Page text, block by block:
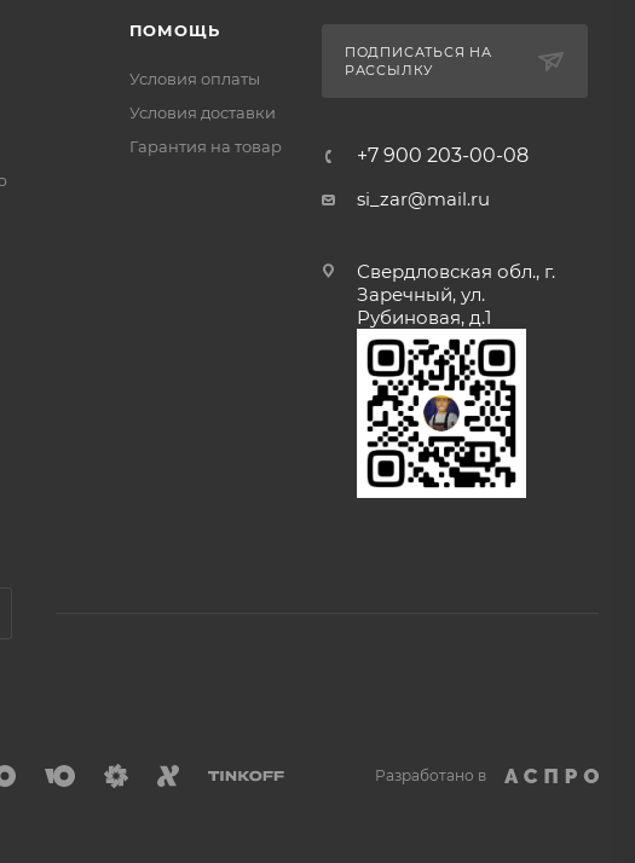
ПОМОЩЬ
Условия оплаты
Условия доставки
Гарантия на товар
ПОДПИСАТЬСЯ НА
РАССЫЛКУ
+7 900 203-00-08
si_zar@mail.ru
Свердловская обл., г.
Заречный, ул.
Рубиновая, д.1
Разработано в